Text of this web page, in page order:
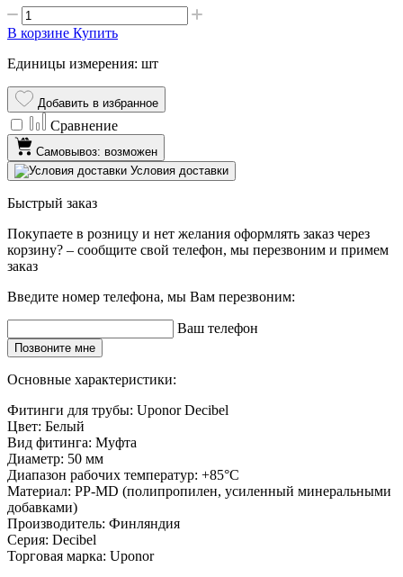
В корзине Купить
Единицы измерения: шт
Добавить в избранное
Сравнение
Самовывоз: возможен
Условия доставки
Быстрый заказ
Покупаете в розницу и нет желания оформлять заказ через
корзину? – сообщите свой телефон, мы перезвоним и примем
заказ
Введите номер телефона, мы Вам перезвоним:
Ваш телефон
Позвоните мне
Основные характеристики:
Фитинги для трубы: Uponor Decibel
Цвет: Белый
Вид фитинга: Муфта
Диаметр: 50 мм
Диапазон рабочих температур: +85°C
Материал: PP-MD (полипропилен, усиленный минеральными
добавками)
Производитель: Финляндия
Серия: Decibel
Торговая марка: Uponor